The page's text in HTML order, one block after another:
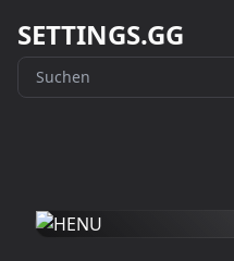
SETTINGS.GG